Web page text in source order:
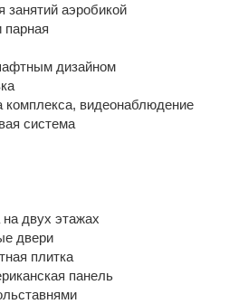
занятий аэробикой
парная
дизайном
комплекса, видеонаблюдение
система
двух этажах
двери
плитка
панель